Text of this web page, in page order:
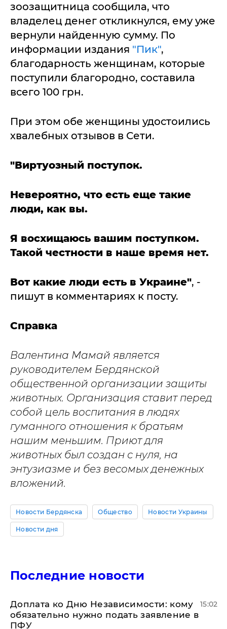
зоозащитница сообщила, что
владелец денег откликнулся, ему уже
вернули найденную сумму. По
информации издания "Пик",
благодарность женщинам, которые
поступили благородно, составила
всего 100 грн.
При этом обе женщины удостоились
хвалебных отзывов в Сети.
"Виртуозный поступок.
Невероятно, что есть еще такие
люди, как вы.
Я восхищаюсь вашим поступком.
Такой честности в наше время нет.
Вот какие люди есть в Украине", -
пишут в комментариях к посту.
Справка
Валентина Мамай является
руководителем Бердянской
общественной организации защиты
животных. Организация ставит перед
собой цель воспитания в людях
гуманного отношения к братьям
нашим меньшим. Приют для
животных был создан с нуля, на
энтузиазме и без весомых денежных
вложений.
Новости Бердянска Общество Новости Украины
Новости дня
Последние новости
Доплата ко Дню Независимости: кому
обязательно нужно подать заявление в
ПФУ
15:02